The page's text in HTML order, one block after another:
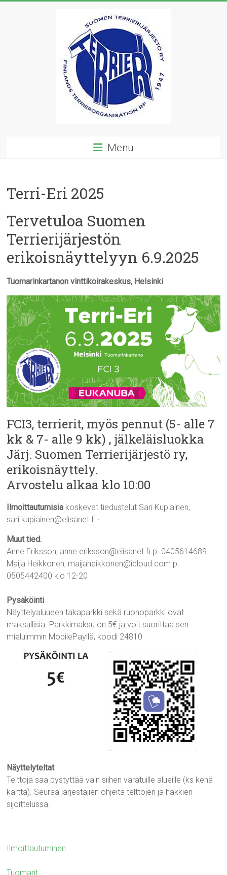
Terrierijärjestö
23
rotujärjestö
Menu
Terri-Eri 2025
Tervetuloa Suomen
Terrierijärjestön
erikoisnäyttelyyn 6.9.2025
Tuomarinkartanon vinttikoirakeskus, Helsinki
FCI3, terrierit, myös pennut (5- alle 7
kk & 7- alle 9 kk) , jälkeläisluokka
Järj. Suomen Terrierijärjestö ry,
erikoisnäyttely.
Arvostelu alkaa klo 10:00
Ilmoittautumisia koskevat tiedustelut Sari Kupiainen,
sari.kupiainen@elisanet.fi ·
Muut tied.
Anne Eriksson, anne.eriksson@elisanet.fi p. 0405614689
Maija Heikkonen, maijaheikkonen@icloud.com p.
0505442400 klo 12-20
Pysäköinti
Näyttelyaluueen takaparkki sekä ruohoparkki ovat
maksullisia. Parkkimaksu on 5€ ja voit suorittaa sen
mieluimmin MobilePayllä, koodi 24810
Näyttelyteltat
Telttoja saa pystyttää vain siihen varatuille alueille (ks kehä
kartta). Seuraa järjestäjien ohjeita telttojen ja häkkien
sijoittelussa.
Ilmoittautuminen
Tuomarit